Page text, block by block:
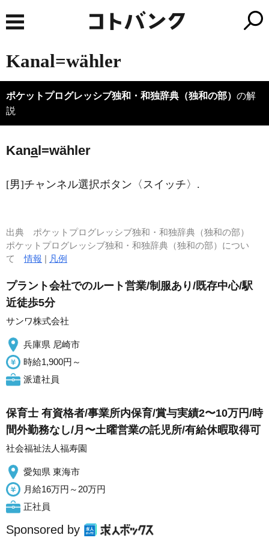
Kanal=wähler
ポケットプログレッシブ独和・和独辞典（独和の部） の解
説
Kanal=wähler
[男]チャンネル選択ボタン〈スイッチ〉.
出典 ポケットプログレッシブ独和・和独辞典（独和の部）
ポケットプログレッシブ独和・和独辞典（独和の部）につい
て情報 | 凡例
プラント会社でのルート営業/制服あり/既存中心/駅
近徒歩5分
サンワ株式会社
兵庫県 尼崎市
時給1,900円～
派遣社員
保育士 有資格者/事業所内保育/賞与実績2〜10万円/時
間外勤務なし/月〜土曜営業の託児所/有給休暇取得可
社会福祉法人福寿園
愛知県 東海市
月給16万円～20万円
正社員
Sponsored by